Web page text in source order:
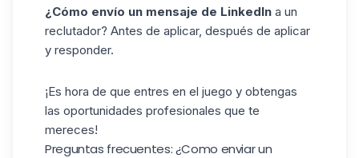
¿Cómo envío un mensaje de LinkedIn a un
reclutador? Antes de aplicar, después de aplicar
y responder.
¡Es hora de que entres en el juego y obtengas
las oportunidades profesionales que te
mereces!
Preguntas frecuentes: ¿Como enviar un